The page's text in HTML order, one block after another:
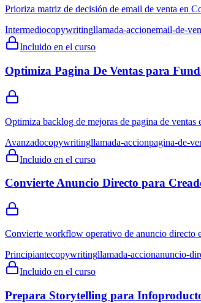
Prioriza matriz de decisión de email de venta en
Intermediocopywritingllamada-accionemail-de-
Incluido en el curso
Optimiza Pagina De Ventas para
Optimiza backlog de mejoras de pagina de
Avanzadocopywritingllamada-accionpagina-de-
Incluido en el curso
Convierte Anuncio Directo para
Convierte workflow operativo de anuncio directo
Principiantecopywritingllamada-accionanuncio-
Incluido en el curso
Prepara Storytelling para